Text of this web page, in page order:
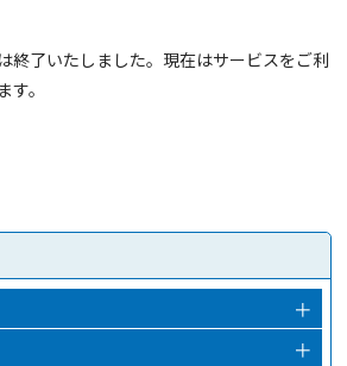
終了いたしました。現在はサービスをご利
。
＋
＋